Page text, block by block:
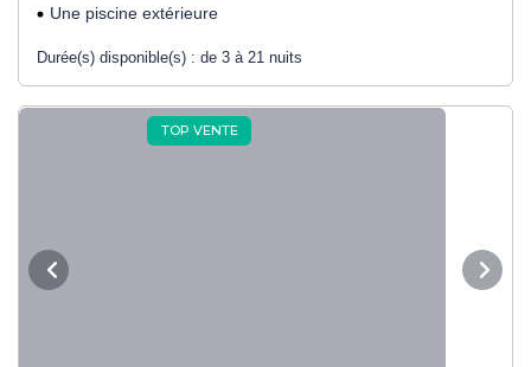
Une piscine extérieure
Durée(s) disponible(s) : de 3 à 21 nuits
TOP VENTE